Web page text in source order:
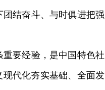
结奋斗、与时俱进把强
要经验，是中国特色社
代化夯实基础、全面发